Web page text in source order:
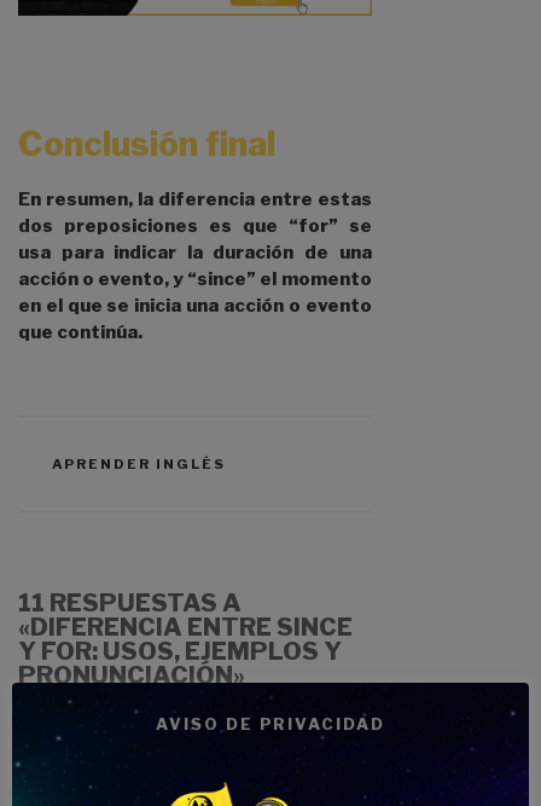
Conclusión final
En resumen, la diferencia entre estas
dos preposiciones es que “for” se
usa para indicar la duración de una
acción o evento, y “since” el momento
en el que se inicia una acción o evento
que continúa.
CATEGORÍAS
APRENDER INGLÉS
11 RESPUESTAS A
«DIFERENCIA ENTRE SINCE
Y FOR: USOS, EJEMPLOS Y
PRONUNCIACIÓN»
Marta
AVISO DE PRIVACIDAD